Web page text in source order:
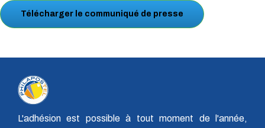
TP - Juin 2019
TP - Mai 2019
TP - Septembre 2018
Télécharger le communiqué de presse
L'adhésion est possible à tout moment de l'année,